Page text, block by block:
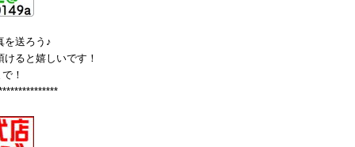
を送ろう♪
ると嬉しいです！
！